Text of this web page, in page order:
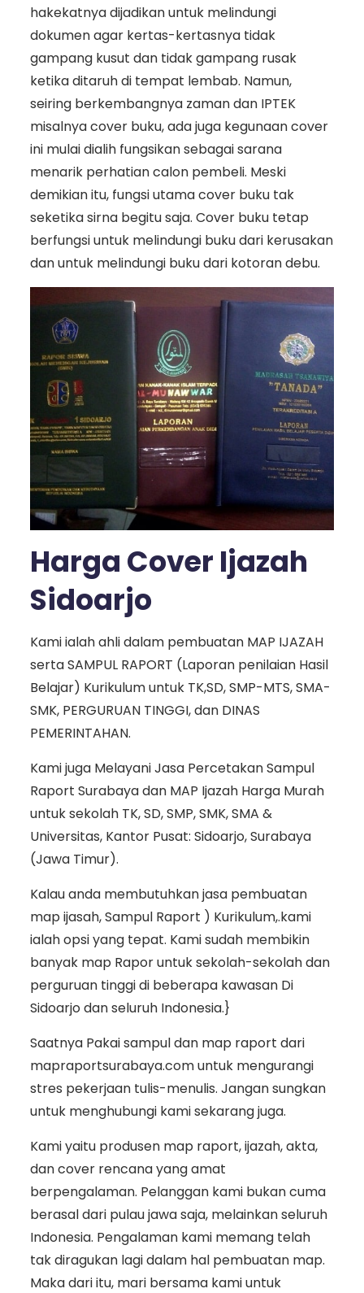
hakekatnya dijadikan untuk melindungi
dokumen agar kertas-kertasnya tidak
gampang kusut dan tidak gampang rusak
ketika ditaruh di tempat lembab. Namun,
seiring berkembangnya zaman dan IPTEK
misalnya cover buku, ada juga kegunaan cover
ini mulai dialih fungsikan sebagai sarana
menarik perhatian calon pembeli. Meski
demikian itu, fungsi utama cover buku tak
seketika sirna begitu saja. Cover buku tetap
berfungsi untuk melindungi buku dari kerusakan
dan untuk melindungi buku dari kotoran debu.
Harga Cover Ijazah
Sidoarjo
Kami ialah ahli dalam pembuatan MAP IJAZAH
serta SAMPUL RAPORT (Laporan penilaian Hasil
Belajar) Kurikulum untuk TK,SD, SMP-MTS, SMA-
SMK, PERGURUAN TINGGI, dan DINAS
PEMERINTAHAN.
Kami juga Melayani Jasa Percetakan Sampul
Raport Surabaya dan MAP Ijazah Harga Murah
untuk sekolah TK, SD, SMP, SMK, SMA &
Universitas, Kantor Pusat: Sidoarjo, Surabaya
(Jawa Timur).
Kalau anda membutuhkan jasa pembuatan
map ijasah, Sampul Raport ) Kurikulum,.kami
ialah opsi yang tepat. Kami sudah membikin
banyak map Rapor untuk sekolah-sekolah dan
perguruan tinggi di beberapa kawasan Di
Sidoarjo dan seluruh Indonesia.}
Saatnya Pakai sampul dan map raport dari
mapraportsurabaya.com untuk mengurangi
stres pekerjaan tulis-menulis. Jangan sungkan
untuk menghubungi kami sekarang juga.
Kami yaitu produsen map raport, ijazah, akta,
dan cover rencana yang amat
berpengalaman. Pelanggan kami bukan cuma
berasal dari pulau jawa saja, melainkan seluruh
Indonesia. Pengalaman kami memang telah
tak diragukan lagi dalam hal pembuatan map.
Maka dari itu, mari bersama kami untuk